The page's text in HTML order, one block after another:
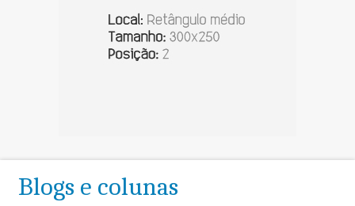
Blogs e colunas